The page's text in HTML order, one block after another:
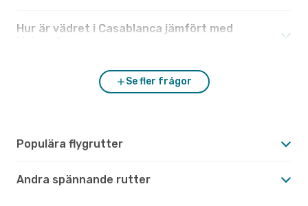
Hur är vädret i Casablanca jämfört med
Se fler frågor
Populära flygrutter
Andra spännande rutter